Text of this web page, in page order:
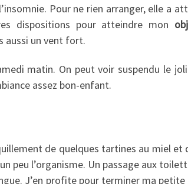
Pour ne rien arranger, elle a
dispositions pour atteindre mon
aussi un vent fort.
matin. On peut voir suspendu le
assez bon-enfant.
de quelques tartines au miel et
peu l’organisme. Un passage aux
J’en profite pour terminer ma petite